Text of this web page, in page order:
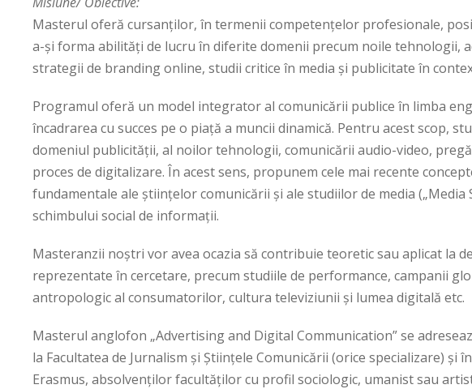
Masterul oferă cursanților, în termenii competenţelor profesionale,
a-și forma abilități de lucru în diferite domenii precum noile tehnologii,
strategii de branding online, studii critice în media și publicitate în
Programul oferă un model integrator al comunicării publice în limba
încadrarea cu succes pe o piață a muncii dinamică. Pentru acest scop,
domeniul publicității, al noilor tehnologii, comunicării audio-video,
proces de digitalizare. În acest sens, propunem cele mai recente
fundamentale ale ştiinţelor comunicării şi ale studiilor de media („Media
schimbului social de informaţii.
Masteranzii noştri vor avea ocazia să contribuie teoretic sau aplicat la
reprezentate în cercetare, precum studiile de performance, campanii
antropologic al consumatorilor, cultura televiziunii și lumea digitală etc.
Masterul anglofon „Advertising and Digital Communication” se
la Facultatea de Jurnalism şi Ştiinţele Comunicării (orice specializare) și
Erasmus, absolvenţilor facultăţilor cu profil sociologic, umanist sau